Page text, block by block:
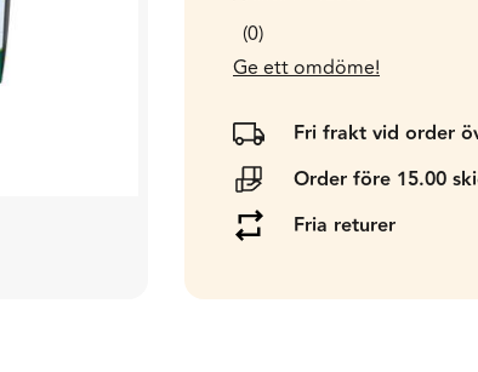
0
Ge ett omdöme!
Fri frakt vid order
Order före 15.00
Fria returer